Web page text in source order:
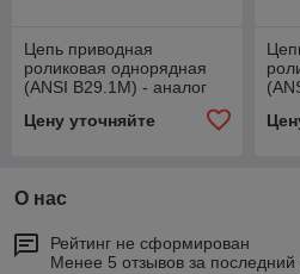
Цепь приводная
роликовая однорядная
(ANSI B29.1M) - аналог
Цену уточняйте
О нас
Рейтинг не сформирован
Менее 5 отзывов за последний